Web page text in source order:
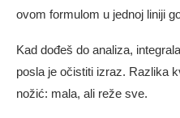
ovom formulom u jednoj liniji
Kad dođeš do analiza,
posla je očistiti izraz. Razlika
nožić: mala, ali reže sve.